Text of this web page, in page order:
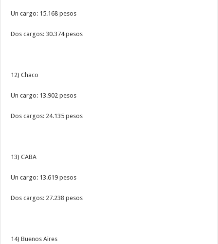
Un cargo: 15.168 pesos
Dos cargos: 30.374 pesos
12) Chaco
Un cargo: 13.902 pesos
Dos cargos: 24.135 pesos
13) CABA
Un cargo: 13.619 pesos
Dos cargos: 27.238 pesos
14) Buenos Aires